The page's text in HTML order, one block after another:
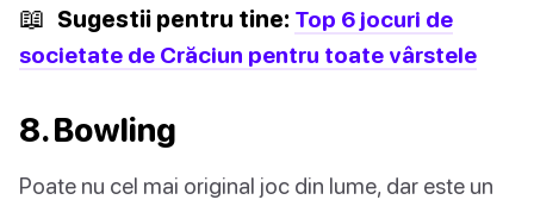
📖 Sugestii pentru tine: Top 6 jocuri de
societate de Crăciun pentru toate vârstele
8. Bowling
Poate nu cel mai original joc din lume, dar este un